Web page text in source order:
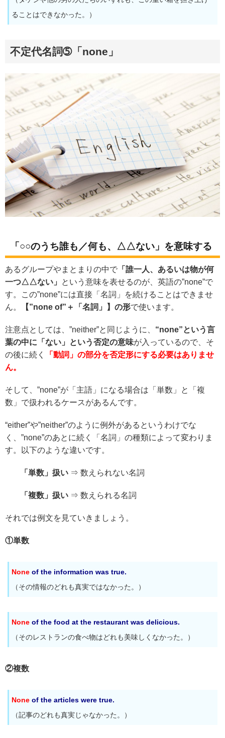
ることはできなかった。）
不定代名詞➄「none」
「○○のうち誰も／何も、△△ない」を意味する
あるグループやまとまりの中で 「誰一人、あるいは物が何
一つ△△ない」
という意味を表せるのが、英語の”none”で
す。この”none”には直接「名詞」を続けることはできませ
ん。
【”none of”＋「名詞」】の形で使います。
注意点としては、”neither”と同じように、 “none”という言
葉の中に「ない」という否定の意味が入っているので、そ
の後に続く
「動詞」の部分を否定形にする必要はありませ
ん。
そして、”none”が「主語」になる場合は「単数」と「複
数」で扱われるケースがあるんです。
“either”や”neither”のように例外があるというわけでな
く、”none”のあとに続く「名詞」の種類によって変わりま
す。以下のような違いです。
「単数」扱い ⇒ 数えられない名詞
「複数」扱い ⇒ 数えられる名詞
それでは例文を見ていきましょう。
①単数
None of the information was true.
（その情報のどれも真実ではなかった。）
None of the food at the restaurant was delicious.
（そのレストランの食べ物はどれも美味しくなかった。）
②複数
None of the articles were true.
（記事のどれも真実じゃなかった。）